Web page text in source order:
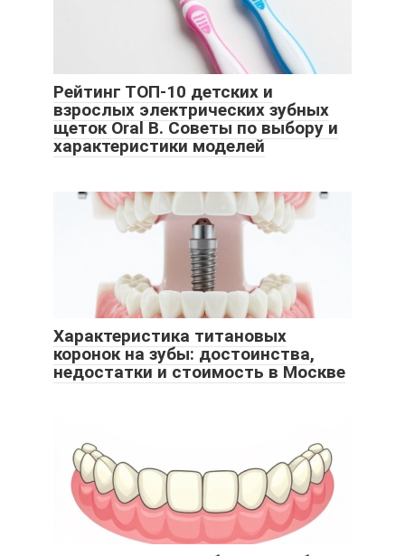
Рейтинг ТОП-10 детских и
взрослых электрических зубных
щеток Оral В. Советы по выбору и
характеристики моделей
Характеристика титановых
коронок на зубы: достоинства,
недостатки и стоимость в Москве